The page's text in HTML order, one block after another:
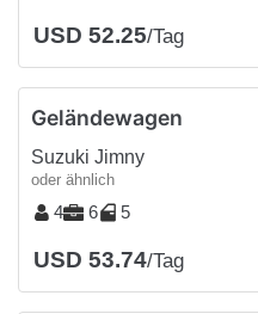
USD 52.25/Tag
Geländewagen
Suzuki Jimny
oder ähnlich
4 6 5
USD 53.74/Tag